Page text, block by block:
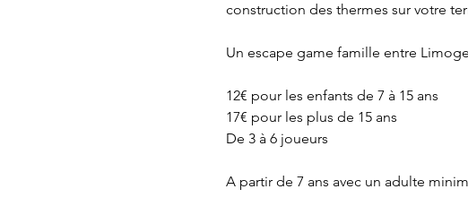
construction des thermes sur votre
Un escape game famille entre
12€ pour les enfants de 7 à 15 ans
17€ pour les plus de 15 ans
De 3 à 6 joueurs
A partir de 7 ans avec un adulte